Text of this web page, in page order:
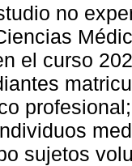
no
el curso
sujetos